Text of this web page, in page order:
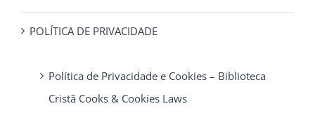
POLÍTICA DE PRIVACIDADE
Política de Privacidade e Cookies – Biblioteca
Cristã Cooks & Cookies Laws